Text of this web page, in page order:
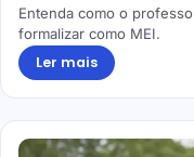
Entenda como o
formalizar como MEI.
Ler mais